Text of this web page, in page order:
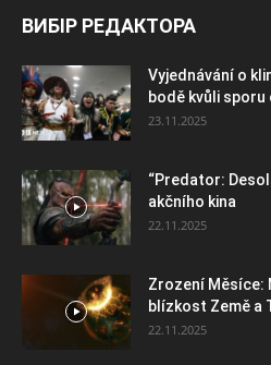
ВИБІР РЕДАКТОРА
Vyjednávání o
bodě kvůli sporu
23.11.2025
“Predator:
akčního kina
22.11.2025
Zrození Měsíce:
blízkost Země a
22.11.2025